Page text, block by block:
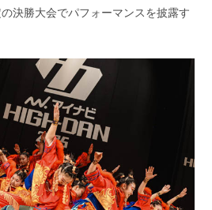
決勝大会でパフォーマンスを披露す